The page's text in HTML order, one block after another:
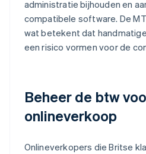
administratie bijhouden en
compatibele software. De
wat betekent dat
een risico vormen voor de
Beheer de btw
onlineverkoop
Onlineverkopers die Britse